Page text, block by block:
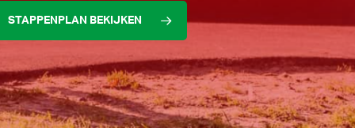
STAPPENPLAN BEKIJKEN